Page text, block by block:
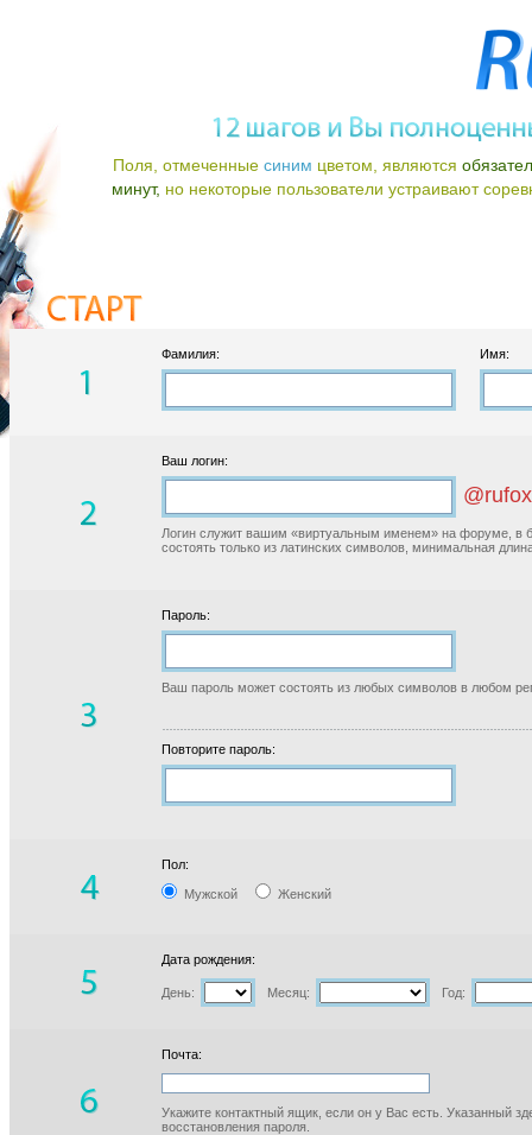
Поля, отмеченные синим цветом, являются
минут, но некоторые пользователи устраивают
Фамилия: Имя:
Ваш логин:
Логин служит вашим «виртуальным именем» на форуме, в
состоять только из латинских символов, минимальная
Пароль:
Ваш пароль может состоять из любых символов в любом
Повторите пароль:
Пол:
Мужской Женский
Дата рождения:
День: Месяц: Год:
Почта:
Укажите контактный ящик, если он у Вас есть. Указанный
восстановления пароля.